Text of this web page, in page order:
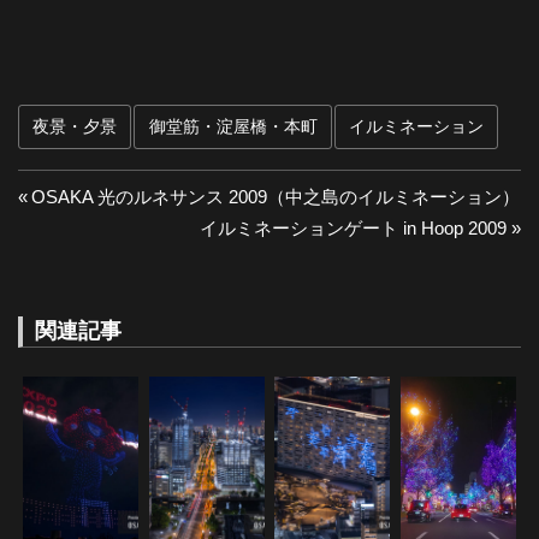
夜景・夕景 御堂筋・淀屋橋・本町 イルミネーション
投
ビ
ゲ
ー
前
OSAKA 光のルネサンス 2009（中之島のイルミネーション）
次
イルミネーションゲート in Hoop 2009
関連記事